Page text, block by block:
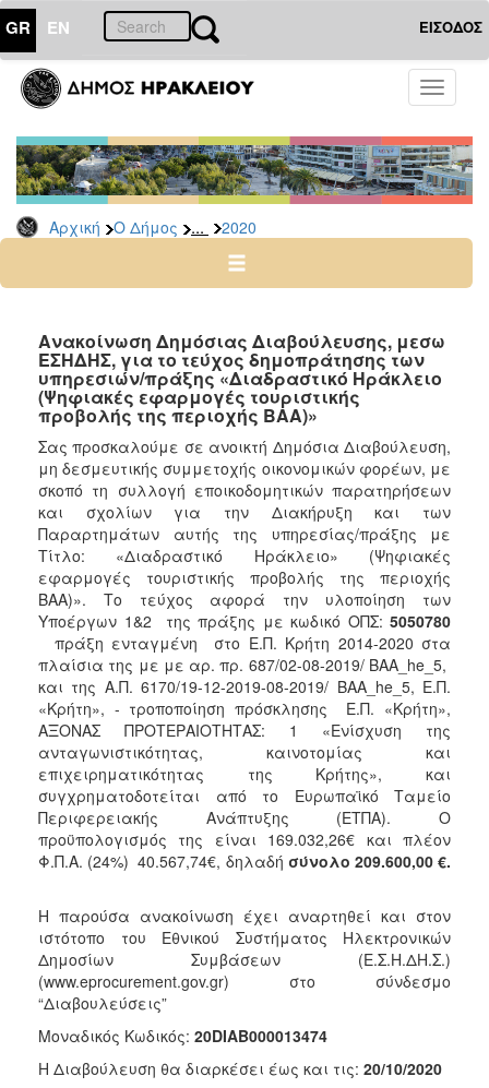
GR EN ΕΙΣΟΔΟΣ
Toggle
Αρχική Ο Δήμος ... 2020
ΔΗΜΟΣ
Διακηρύξεις
-
Δημοπρασίες
Αρχείο
2025
2023
2022
2021
2020
2019
2018
2017
2016
2015
2013
ΤΟΠΟΣ
ΠΟΛΙΤΙΣΜΟΣ
Ανακοίνωση Δημόσιας Διαβούλευσης, μεσω
ΕΣΗΔΗΣ, για το τεύχος δημοπράτησης των
υπηρεσιών/πράξης «Διαδραστικό Ηράκλειο
(Ψηφιακές εφαρμογές τουριστικής
προβολής της περιοχής ΒΑΑ)»
Σας προσκαλούμε σε ανοικτή Δημόσια Διαβούλευση,
μη δεσμευτικής συμμετοχής οικονομικών φορέων, με
σκοπό τη συλλογή εποικοδομητικών παρατηρήσεων
και σχολίων για την Διακήρυξη και των
Παραρτημάτων αυτής της υπηρεσίας/πράξης με
Τίτλο: «Διαδραστικό Ηράκλειο» (Ψηφιακές
εφαρμογές τουριστικής προβολής της περιοχής
ΒΑΑ)». Το τεύχος αφορά την υλοποίηση των
Υποέργων 1&2 της πράξης με κωδικό ΟΠΣ: 5050780
πράξη ενταγμένη στο Ε.Π. Κρήτη 2014-2020 στα
πλαίσια της με με αρ. πρ. 687/02-08-2019/ ΒΑΑ_he_5,
και της Α.Π. 6170/19-12-2019-08-2019/ ΒΑΑ_he_5, Ε.Π.
«Κρήτη», - τροποποίηση πρόσκλησης Ε.Π. «Κρήτη»,
ΑΞΟΝΑΣ ΠΡΟΤΕΡΑΙΟΤΗΤΑΣ: 1 «Ενίσχυση της
ανταγωνιστικότητας, καινοτομίας και
επιχειρηματικότητας της Κρήτης», και
συγχρηματοδοτείται από το Ευρωπαϊκό Ταμείο
Περιφερειακής Ανάπτυξης (ΕΤΠΑ). Ο
προϋπολογισμός της είναι 169.032,26€ και πλέον
Φ.Π.Α. (24%) 40.567,74€, δηλαδή σύνολο 209.600,00 €.
Η παρούσα ανακοίνωση έχει αναρτηθεί και στον
ιστότοπο του Εθνικού Συστήματος Ηλεκτρονικών
Δημοσίων Συμβάσεων (Ε.Σ.Η.ΔΗ.Σ.)
(www.eprocurement.gov.gr) στο σύνδεσμο
“Διαβουλεύσεις”
Μοναδικός Κωδικός: 20DIAB000013474
Η Διαβούλευση θα διαρκέσει έως και τις: 20/10/2020